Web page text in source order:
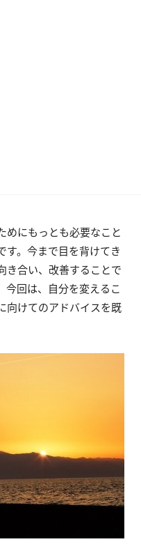
めにもっとも必要なこと
す。今まで目を背けてき
き合い、改善することで
今回は、自分を変えるこ
向けてのアドバイスを既